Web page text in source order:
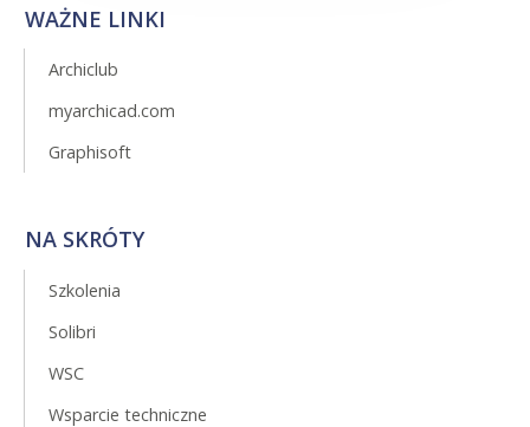
WAŻNE LINKI
Archiclub
myarchicad.com
Graphisoft
NA SKRÓTY
Szkolenia
Solibri
WSC
Wsparcie techniczne